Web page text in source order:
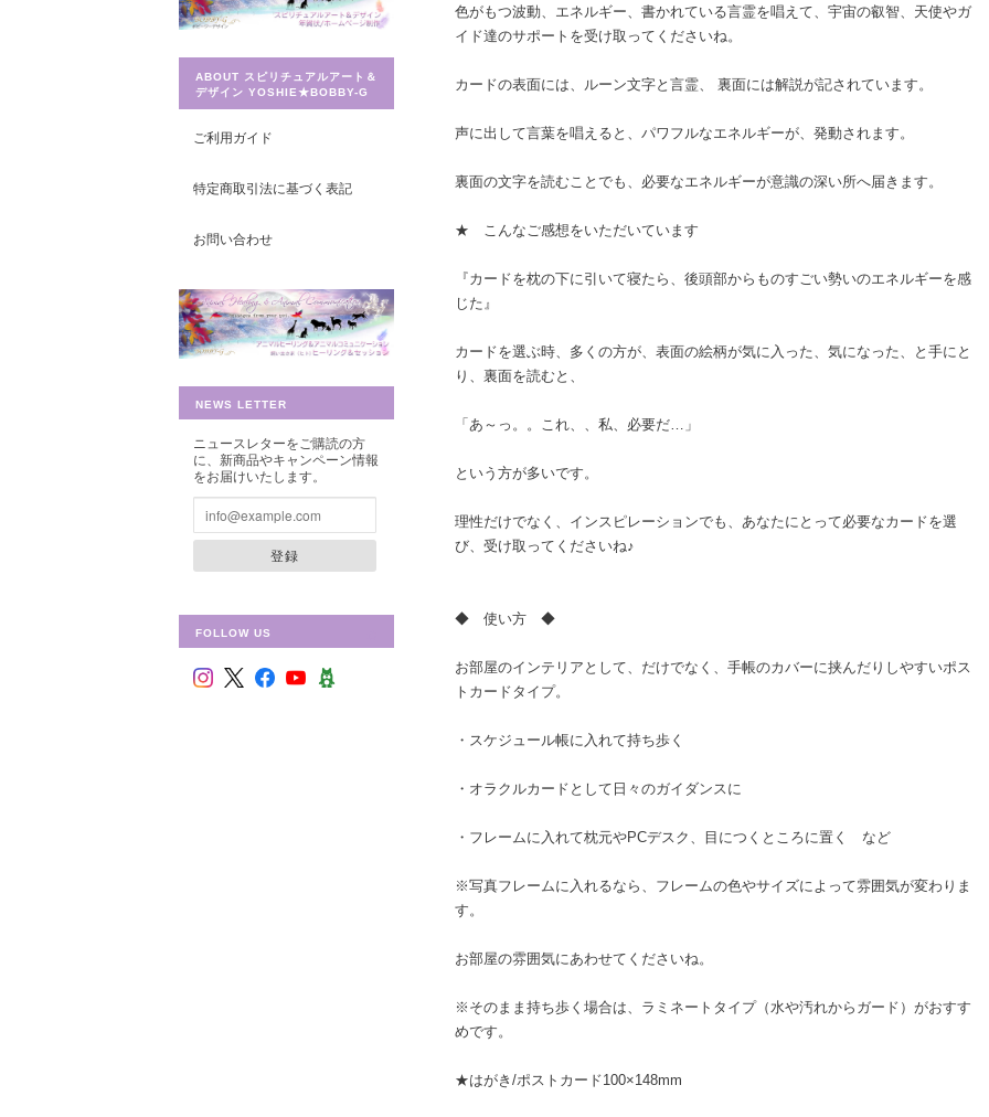
色がもつ波動、エネルギー、書かれている言霊を唱えて、宇宙の叡智、天使やガ
イド達のサポートを受け取ってくださいね。
カードの表面には、ルーン文字と言霊、 裏面には解説が記されています。
声に出して言葉を唱えると、パワフルなエネルギーが、発動されます。
裏面の文字を読むことでも、必要なエネルギーが意識の深い所へ届きます。
★ こんなご感想をいただいています
『カードを枕の下に引いて寝たら、後頭部からものすごい勢いのエネルギーを感
じた』
カードを選ぶ時、多くの方が、表面の絵柄が気に入った、気になった、と手にと
り、裏面を読むと、
「あ～っ。。これ、、私、必要だ…」
という方が多いです。
理性だけでなく、インスピレーションでも、あなたにとって必要なカードを選
び、受け取ってくださいね♪
◆ 使い方 ◆
お部屋のインテリアとして、だけでなく、手帳のカバーに挟んだりしやすいポス
トカードタイプ。
・スケジュール帳に入れて持ち歩く
・オラクルカードとして日々のガイダンスに
・フレームに入れて枕元やPCデスク、目につくところに置く など
※写真フレームに入れるなら、フレームの色やサイズによって雰囲気が変わりま
す。
お部屋の雰囲気にあわせてくださいね。
※そのまま持ち歩く場合は、ラミネートタイプ（水や汚れからガード）がおすす
めです。
★はがき/ポストカード100×148mm
ABOUT スピリチュアルアート＆
デザイン YOSHIE★BOBBY-G
ご利用ガイド
特定商取引法に基づく表記
お問い合わせ
NEWS LETTER
ニュースレターをご購読の方
に、新商品やキャンペーン情報
をお届けいたします。
登録
FOLLOW US